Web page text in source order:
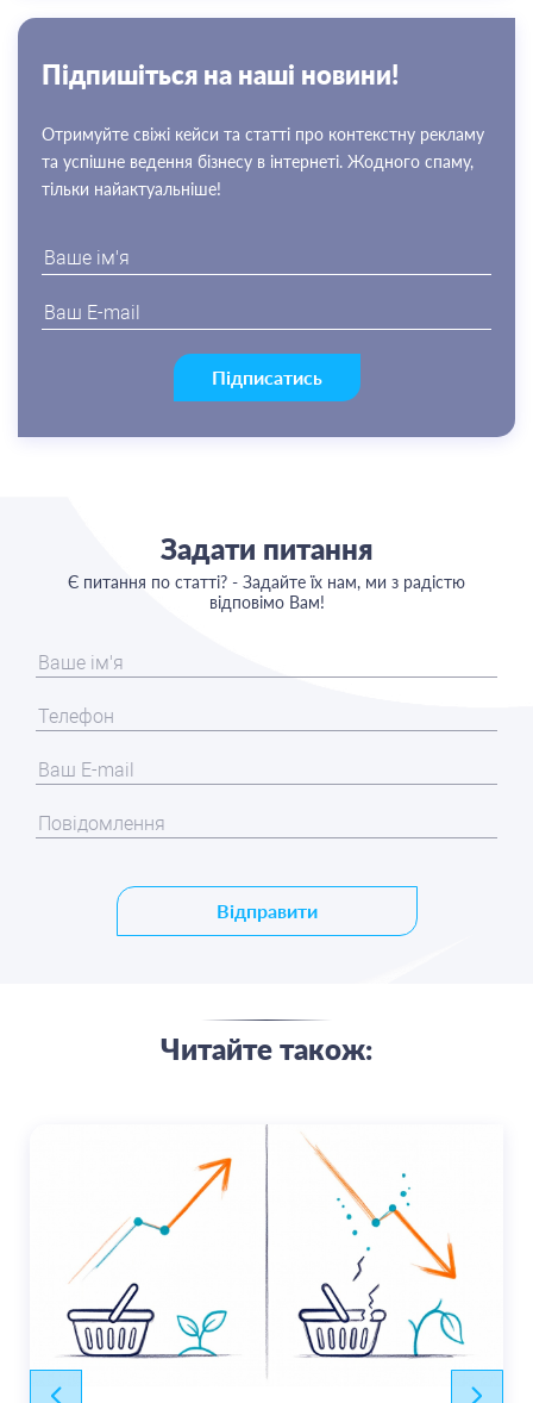
Пiдпишiться на нашi новини!
Отримуйте свіжі кейси та статті про контекстну рекламу
та успішне ведення бізнесу в інтернеті. Жодного спаму,
тільки найактуальніше!
Підписатись
Задати питання
Є питання по статті? - Задайте їх нам, ми з радістю
відповімо Вам!
Відправити
Читайте також: